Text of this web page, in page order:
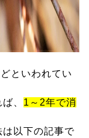
といわれてい
、 1～2年で消
以下の記事で